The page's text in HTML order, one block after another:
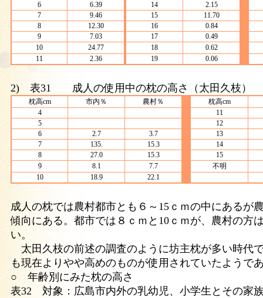
6
6.39 14
2.15
7
9.46 15
11.70
8
12.30 16
0.84
9
7.03 17
0.49
10
24.77 18
0.62
11
2.36 19 0.06
2) 表31 成人の使用中の枕の高さ（太田久枝）
枕高cm 市内％ 農村％
枕高cm
4
11
5
12
6
2.7 3.7
13
7
135. 15.3
14
8
27.0 15.3
15
9
8.1 7.7
不明
10
18.9 22.1
成人の枕では農村都市とも６～15ｃｍの中にあるが
傾向にある。都市では８ｃｍと10ｃｍが、農村の方
い。
太田久枝の前述の調査のように坊主枕が多い時代
も現在よりやや高めのものが使用されていたようで
○ 年齢別にみた枕の高さ
表32 対象：広島市内外の乳幼児、小学生とその家